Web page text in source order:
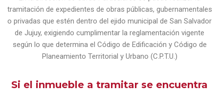
tramitación de expedientes de obras públicas, gubernamentales
o privadas que estén dentro del ejido municipal de San Salvador
de Jujuy, exigiendo cumplimentar la reglamentación vigente
según lo que determina el Código de Edificación y Código de
Planeamiento Territorial y Urbano (C.P.T.U.)
Si el inmueble a tramitar se encuentra